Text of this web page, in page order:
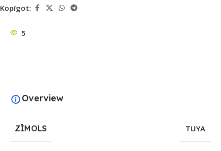
Kopīgot:
5
Overview
ZĪMOLS TUYA